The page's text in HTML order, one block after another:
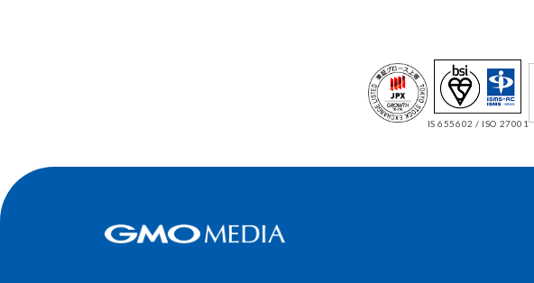
IS 655602 / ISO 27001